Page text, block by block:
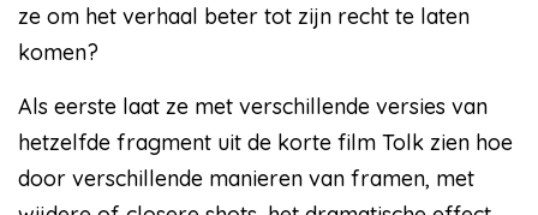
ze om het verhaal beter tot zijn recht te laten
komen?
Als eerste laat ze met verschillende versies van
hetzelfde fragment uit de korte film Tolk zien hoe
door verschillende manieren van framen, met